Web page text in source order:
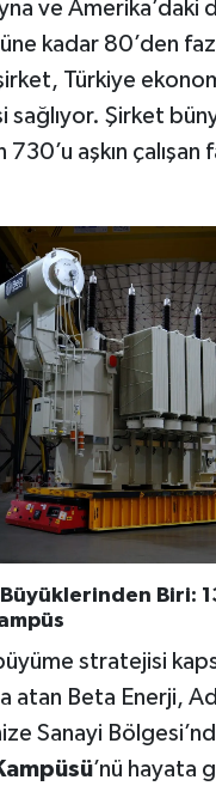
ve Amerika’daki
kadar 80’den
Türkiye
sağlıyor. Şirket
730’u aşkın çalışan
Biri:
stratejisi
atan Beta Enerji,
Sanayi
’nü hayata